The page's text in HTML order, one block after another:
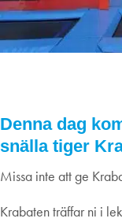
Denna dag
snälla tiger
Missa inte att ge
Krabaten träffar ni i